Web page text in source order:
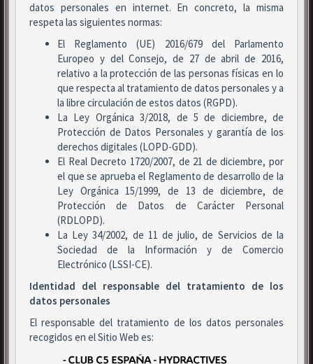
datos personales en internet. En concreto, la misma
respeta las siguientes normas:
El Reglamento (UE) 2016/679 del Parlamento
Europeo y del Consejo, de 27 de abril de 2016,
relativo a la protección de las personas físicas en lo
que respecta al tratamiento de datos personales y a
la libre circulación de estos datos (RGPD).
La Ley Orgánica 3/2018, de 5 de diciembre, de
Protección de Datos Personales y garantía de los
derechos digitales (LOPD-GDD).
El Real Decreto 1720/2007, de 21 de diciembre, por
el que se aprueba el Reglamento de desarrollo de la
Ley Orgánica 15/1999, de 13 de diciembre, de
Protección de Datos de Carácter Personal
(RDLOPD).
La Ley 34/2002, de 11 de julio, de Servicios de la
Sociedad de la Información y de Comercio
Electrónico (LSSI-CE).
Identidad del responsable del tratamiento de los
datos personales
El responsable del tratamiento de los datos personales
recogidos en el Sitio Web es: